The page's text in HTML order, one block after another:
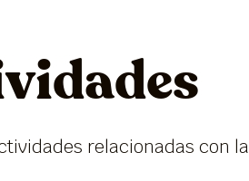
relacionadas con la